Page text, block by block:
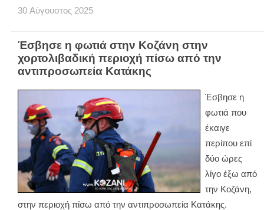
30 Αύγουστος 2025
Έσβησε η φωτιά στην Κοζάνη στην
χορτολιβαδική περιοχή πίσω από την
αντιπροσωπεία Κατάκης
Έσβησε η
φωτιά που
έκαιγε
περίπου επί
δύο ώρες
λίγο έξω από
την Κοζάνη,
στην περιοχή πίσω από την αντιπροσωπεία Κατάκης.